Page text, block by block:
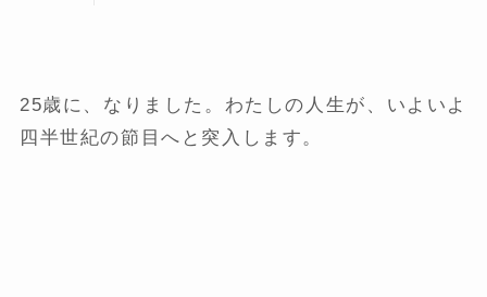
25歳に、なりました。わたしの人生が、いよいよ
四半世紀の節目へと突入します。